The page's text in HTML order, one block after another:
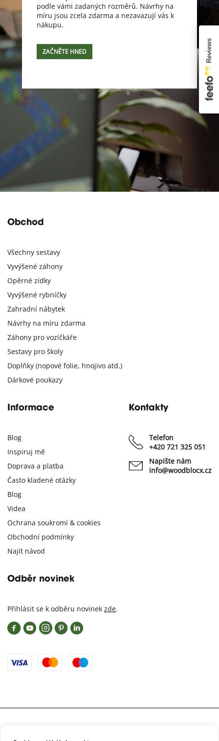
podle vámi zadaných rozměrů. Návrhy na
míru jsou zcela zdarma a nezavazují vás k
nákupu.
ZAČNĚTE HNED
Obchod
Všechny sestavy
Vyvýšené záhony
Opěrné zídky
Vyvýšené rybníčky
Zahradní nábytek
Návrhy na míru zdarma
Záhony pro vozíčkáře
Sestavy pro školy
Doplňky (nopové folie, hnojivo atd.)
Dárkové poukazy
Informace
Blog
Inspiruj mě
Doprava a platba
Často kladené otázky
Blog
Videa
Ochrana soukromí & cookies
Obchodní podmínky
Najít návod
Kontakty
Telefon
+420 721 325 051
Napište nám
info@woodblocx.cz
Odběr novinek
Přihlásit se k odběru novinek zde.